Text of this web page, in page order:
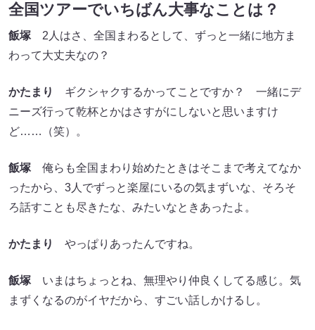
全国ツアーでいちばん大事なことは？
飯塚 2人はさ、全国まわるとして、ずっと一緒に地方ま
わって大丈夫なの？
かたまり
ギクシャクするかってことですか？ 一緒にデ
ニーズ行って乾杯とかはさすがにしないと思いますけ
ど……（笑）。
飯塚 俺らも全国まわり始めたときはそこまで考えてなか
ったから、3人でずっと楽屋にいるの気まずいな、そろそ
ろ話すことも尽きたな、みたいなときあったよ。
かたまり やっぱりあったんですね。
飯塚 いまはちょっとね、無理やり仲良くしてる感じ。気
まずくなるのがイヤだから、すごい話しかけるし。